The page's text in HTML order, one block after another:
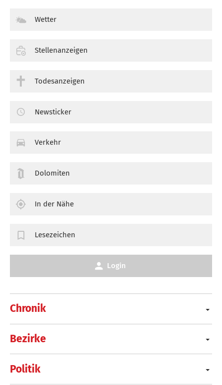
Chronik
Bezirke
Politik
Wetter
Stellenanzeigen
Todesanzeigen
Newsticker
Verkehr
Dolomiten
In der Nähe
Lesezeichen
Login